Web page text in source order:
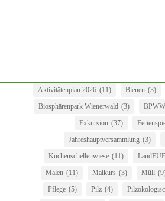
Aktivitätenplan 2026 (11) Bienen (3)
Biosphärenpark Wienerwald (3) BPWW
Exkursion (37)
Jahreshauptversammlung (3)
Küchenschellenwiese (11)
Malen (11) Malkurs (3) Müll
Pflege (5) Pilz (4)